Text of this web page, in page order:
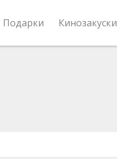
Подарки Кинозакуски